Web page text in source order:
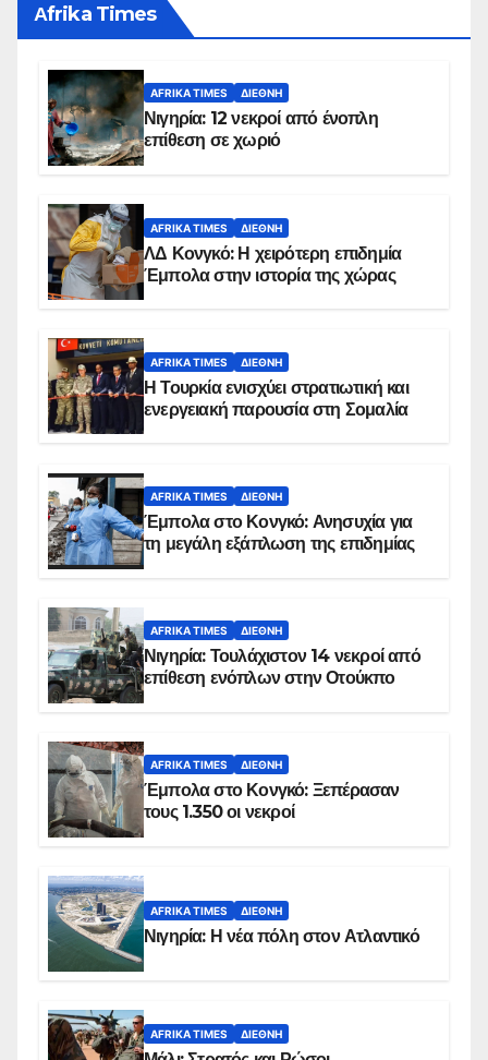
Αfrika Times
AFRIKA TIMES ΔΙΕΘΝΉ
Νιγηρία: 12 νεκροί από ένοπλη
επίθεση σε χωριό
AFRIKA TIMES ΔΙΕΘΝΉ
ΛΔ Κονγκό: Η χειρότερη επιδημία
Έμπολα στην ιστορία της χώρας
AFRIKA TIMES ΔΙΕΘΝΉ
Η Τουρκία ενισχύει στρατιωτική και
ενεργειακή παρουσία στη Σομαλία
AFRIKA TIMES ΔΙΕΘΝΉ
Έμπολα στο Κονγκό: Ανησυχία για
τη μεγάλη εξάπλωση της επιδημίας
AFRIKA TIMES ΔΙΕΘΝΉ
Νιγηρία: Τουλάχιστον 14 νεκροί από
επίθεση ενόπλων στην Οτούκπο
AFRIKA TIMES ΔΙΕΘΝΉ
Έμπολα στο Κονγκό: Ξεπέρασαν
τους 1.350 οι νεκροί
AFRIKA TIMES ΔΙΕΘΝΉ
Νιγηρία: Η νέα πόλη στον Ατλαντικό
AFRIKA TIMES ΔΙΕΘΝΉ